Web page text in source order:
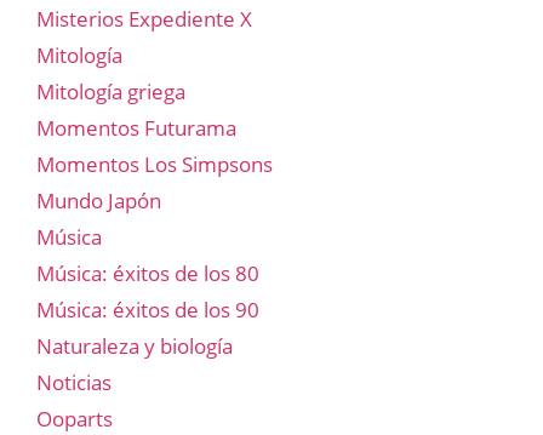
Misterios Expediente X
Mitología
Mitología griega
Momentos Futurama
Momentos Los Simpsons
Mundo Japón
Música
Música: éxitos de los 80
Música: éxitos de los 90
Naturaleza y biología
Noticias
Ooparts